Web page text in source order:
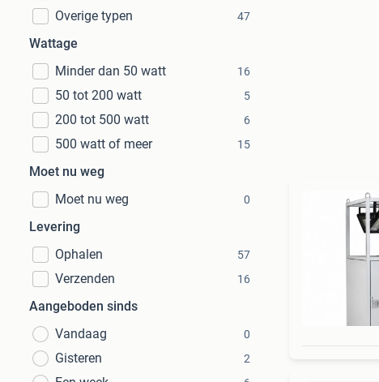
Overige typen 47
Wattage
Minder dan 50 watt
16
50 tot 200 watt 5
200 tot 500 watt 6
500 watt of meer 15
Moet nu weg
Moet nu weg
0
Levering
Ophalen
57
Verzenden 16
Aangeboden sinds
Vandaag
0
Gisteren 2